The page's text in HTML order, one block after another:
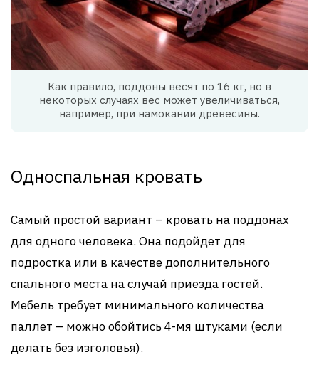
Как правило, поддоны весят по 16 кг, но в
некоторых случаях вес может увеличиваться,
например, при намокании древесины.
Односпальная кровать
Самый простой вариант – кровать на поддонах
для одного человека. Она подойдет для
подростка или в качестве дополнительного
спального места на случай приезда гостей.
Мебель требует минимального количества
паллет – можно обойтись 4-мя штуками (если
делать без изголовья).